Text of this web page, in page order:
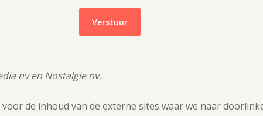
nv en Nostalgie nv.
de inhoud van de externe sites waar we naar